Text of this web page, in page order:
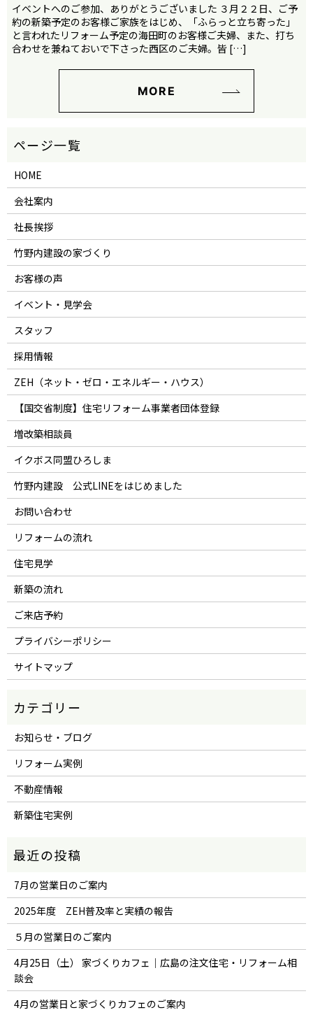
イベントへのご参加、ありがとうございました ３月２２日、ご予
約の新築予定のお客様ご家族をはじめ、「ふらっと立ち寄った」
と言われたリフォーム予定の海田町のお客様ご夫婦、また、打ち
合わせを兼ねておいで下さった西区のご夫婦。皆 […]
MORE
HOME
会社案内
社長挨拶
竹野内建設の家づくり
お客様の声
イベント・見学会
スタッフ
採用情報
ZEH（ネット・ゼロ・エネルギー・ハウス）
【国交省制度】住宅リフォーム事業者団体登録
増改築相談員
イクボス同盟ひろしま
竹野内建設 公式LINEをはじめました
お問い合わせ
リフォームの流れ
住宅見学
新築の流れ
ご来店予約
プライバシーポリシー
サイトマップ
お知らせ・ブログ
リフォーム実例
不動産情報
新築住宅実例
7月の営業日のご案内
2025年度 ZEH普及率と実績の報告
５月の営業日のご案内
4月25日（土） 家づくりカフェ｜広島の注文住宅・リフォーム相
談会
4月の営業日と家づくりカフェのご案内